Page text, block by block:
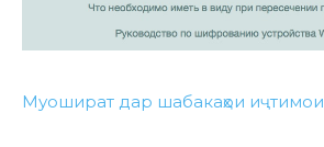
Муошират дар шабакаҳои иҷтимои